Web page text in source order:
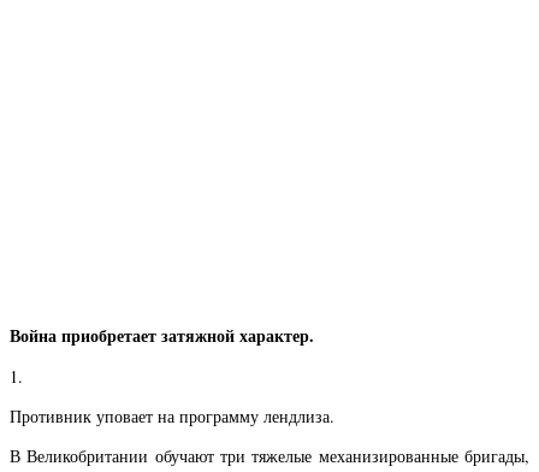
Война приобретает затяжной характер.
1.
Противник уповает на программу лендлиза.
В Великобритании обучают три тяжелые механизированные бригады,